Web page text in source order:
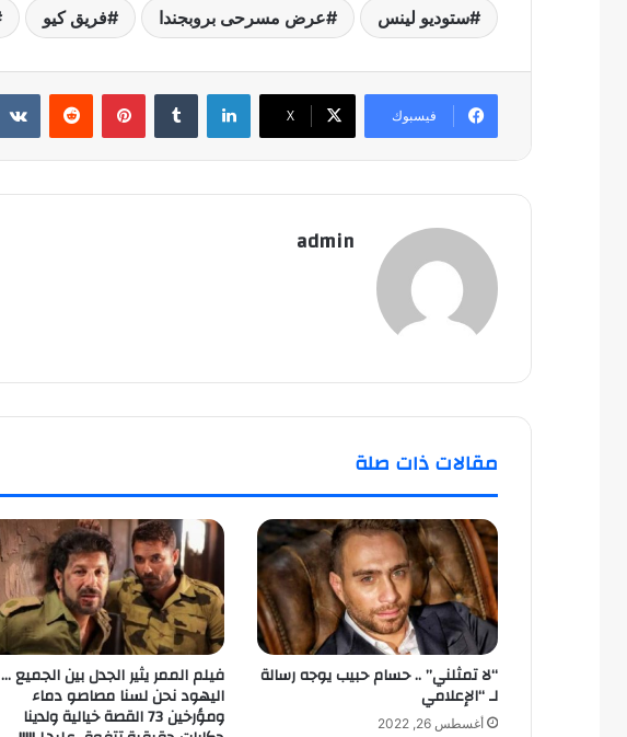
ستوديو لينس عرض مسرحى بروبجندا فريق كيو
فيسبوك ‫X
لينكدإن بينتيريست
admin
مقالات ذات صلة
“لا تمثلني” .. حسام حبيب يوجه رسالة
لـ “الإعلامي
أغسطس 26, 2022
فيلم الممر يثير الجدل بين الجميع …
اليهود نحن لسنا مصاصو دماء
ومؤرخين 73 القصة خيالية ولدينا